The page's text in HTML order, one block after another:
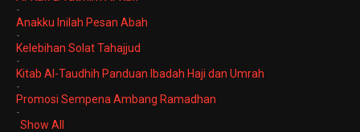
-
Anakku Inilah Pesan Abah
-
Kelebihan Solat Tahajjud
-
Kitab Al-Taudhih Panduan Ibadah Haji dan Umrah
-
Promosi Sempena Ambang Ramadhan
-
Show All